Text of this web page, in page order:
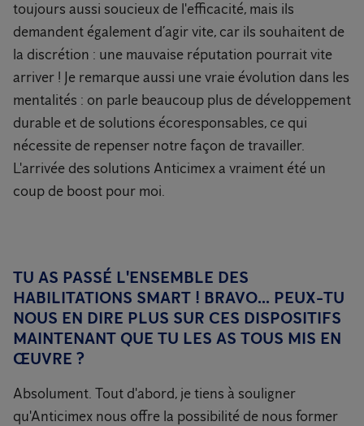
toujours aussi soucieux de l'efficacité, mais ils
demandent également d’agir vite, car ils souhaitent de
la discrétion : une mauvaise réputation pourrait vite
arriver ! Je remarque aussi une vraie évolution dans les
mentalités : on parle beaucoup plus de développement
durable et de solutions écoresponsables, ce qui
nécessite de repenser notre façon de travailler.
L'arrivée des solutions Anticimex a vraiment été un
coup de boost pour moi.
TU AS PASSÉ L'ENSEMBLE DES
HABILITATIONS SMART ! BRAVO... PEUX-TU
NOUS EN DIRE PLUS SUR CES DISPOSITIFS
MAINTENANT QUE TU LES AS TOUS MIS EN
ŒUVRE ?
Absolument. Tout d'abord, je tiens à souligner
qu'Anticimex nous offre la possibilité de nous former